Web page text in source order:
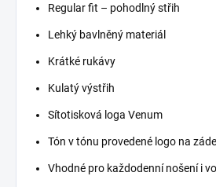
Regular fit – pohodlný střih
Lehký bavlněný materiál
Krátké rukávy
Kulatý výstřih
Sítotisková loga Venum
Tón v tónu provedené logo na
Vhodné pro každodenní nošení i